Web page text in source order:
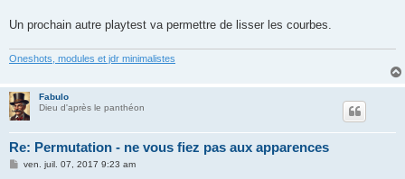
Un prochain autre playtest va permettre de lisser les courbes.
Oneshots, modules et jdr minimalistes
Fabulo
Dieu d'après le panthéon
Re: Permutation - ne vous fiez pas aux apparences
Mven. juil. 07, 2017 9:23 am